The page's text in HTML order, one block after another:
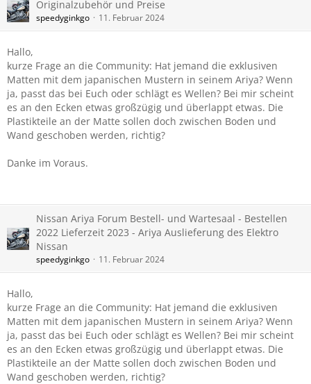
Originalzubehör und Preise
speedyginkgo 11. Februar 2024
Hallo,
kurze Frage an die Community: Hat jemand die exklusiven
Matten mit dem japanischen Mustern in seinem Ariya? Wenn
ja, passt das bei Euch oder schlägt es Wellen? Bei mir scheint
es an den Ecken etwas großzügig und überlappt etwas. Die
Plastikteile an der Matte sollen doch zwischen Boden und
Wand geschoben werden, richtig?
Danke im Voraus.
Nissan Ariya Forum Bestell- und Wartesaal - Bestellen
2022 Lieferzeit 2023 - Ariya Auslieferung des Elektro
Nissan
speedyginkgo 11. Februar 2024
Hallo,
kurze Frage an die Community: Hat jemand die exklusiven
Matten mit dem japanischen Mustern in seinem Ariya? Wenn
ja, passt das bei Euch oder schlägt es Wellen? Bei mir scheint
es an den Ecken etwas großzügig und überlappt etwas. Die
Plastikteile an der Matte sollen doch zwischen Boden und
Wand geschoben werden, richtig?